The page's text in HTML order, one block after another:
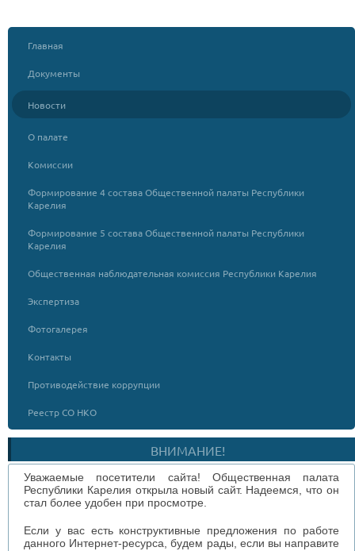
Главная
Документы
Новости
О палате
Комиссии
Формирование 4 состава Общественной палаты Республики
Карелия
Формирование 5 состава Общественной палаты Республики
Карелия
Общественная наблюдательная комиссия Республики Карелия
Экспертиза
Фотогалерея
Контакты
Противодействие коррупции
Реестр СО НКО
ВНИМАНИЕ!
Уважаемые посетители сайта! Общественная палата
Республики Карелия открыла новый сайт. Надеемся, что он
стал более удобен при просмотре.
Если у вас есть конструктивные предложения по работе
данного Интернет-ресурса, будем рады, если вы направите